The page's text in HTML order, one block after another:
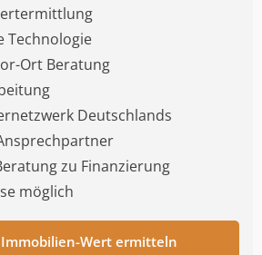
Technologie
Ort Beratung
Deutschlands
zu Finanzierung
möglich
Immobilien-Wert ermitteln